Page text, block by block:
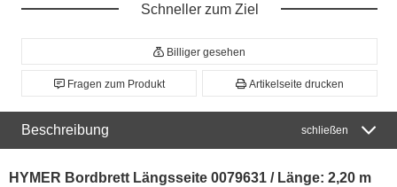
Schneller zum Ziel
Billiger gesehen
Fragen zum Produkt Artikelseite drucken
Beschreibung schließen
HYMER Bordbrett Längsseite 0079631 / Länge: 2,20 m